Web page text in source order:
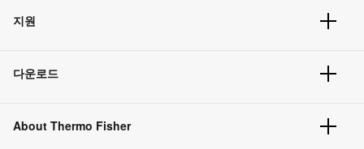
주문 방법
벌크 주문
지원
고객 센터
웹사이트 개선사항
다운로드
주문관련문서
About Thermo Fisher